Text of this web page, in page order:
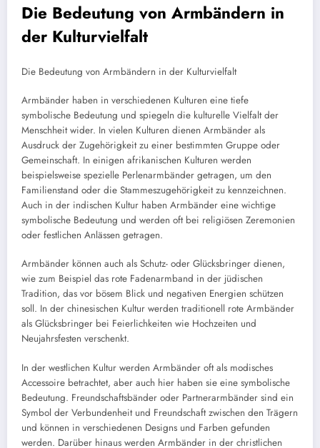
Die Bedeutung von Armbändern in
der Kulturvielfalt
Die Bedeutung von Armbändern in der Kulturvielfalt
Armbänder haben in verschiedenen Kulturen eine tiefe
symbolische Bedeutung und spiegeln die kulturelle Vielfalt der
Menschheit wider. In vielen Kulturen dienen Armbänder als
Ausdruck der Zugehörigkeit zu einer bestimmten Gruppe oder
Gemeinschaft. In einigen afrikanischen Kulturen werden
beispielsweise spezielle Perlenarmbänder getragen, um den
Familienstand oder die Stammeszugehörigkeit zu kennzeichnen.
Auch in der indischen Kultur haben Armbänder eine wichtige
symbolische Bedeutung und werden oft bei religiösen Zeremonien
oder festlichen Anlässen getragen.
Armbänder können auch als Schutz- oder Glücksbringer dienen,
wie zum Beispiel das rote Fadenarmband in der jüdischen
Tradition, das vor bösem Blick und negativen Energien schützen
soll. In der chinesischen Kultur werden traditionell rote Armbänder
als Glücksbringer bei Feierlichkeiten wie Hochzeiten und
Neujahrsfesten verschenkt.
In der westlichen Kultur werden Armbänder oft als modisches
Accessoire betrachtet, aber auch hier haben sie eine symbolische
Bedeutung. Freundschaftsbänder oder Partnerarmbänder sind ein
Symbol der Verbundenheit und Freundschaft zwischen den Trägern
und können in verschiedenen Designs und Farben gefunden
werden. Darüber hinaus werden Armbänder in der christlichen